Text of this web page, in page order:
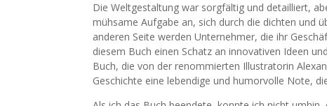
Die Weltgestaltung war sorgfältig und detailliert,
mühsame Aufgabe an, sich durch die dichten und
anderen Seite werden Unternehmer, die ihr
diesem Buch einen Schatz an innovativen Ideen
Buch, die von der renommierten Illustratorin
Geschichte eine lebendige und humorvolle Note,